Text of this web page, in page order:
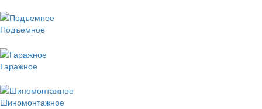
Подъемное
Гаражное
Шиномонтажное